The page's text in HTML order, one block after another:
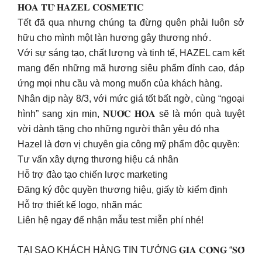
𝐇𝐎𝐀 𝐓𝐔̛̀ 𝐇𝐀𝐙𝐄𝐋 𝐂𝐎𝐒𝐌𝐄𝐓𝐈𝐂
Tết đã qua nhưng chúng ta đừng quên phải luôn sở
hữu cho mình một làn hương gây thương nhớ.
Với sự sáng tạo, chất lượng và tinh tế, HAZEL cam kết
mang đến những mã hương siêu phẩm đỉnh cao, đáp
ứng mọi nhu cầu và mong muốn của khách hàng.
Nhân dịp này 8/3, với mức giá tốt bất ngờ, cùng “ngoại
hình” sang xịn mịn, 𝐍𝐔̛𝐎̛́𝐂 𝐇𝐎𝐀 sẽ là món quà tuyệt
vời dành tặng cho những người thân yêu đó nha
Hazel là đơn vị chuyên gia công mỹ phẩm độc quyền:
Tư vấn xây dựng thương hiệu cá nhân
Hỗ trợ đào tạo chiến lược marketing
Đăng ký độc quyền thương hiệu, giấy tờ kiểm định
Hỗ trợ thiết kế logo, nhãn mác
Liên hệ ngay để nhận mẫu test miễn phí nhé!
TẠI SAO KHÁCH HÀNG TIN TƯỞNG 𝐆𝐈𝐀 𝐂𝐎̂𝐍𝐆 “𝐒𝐎̂́